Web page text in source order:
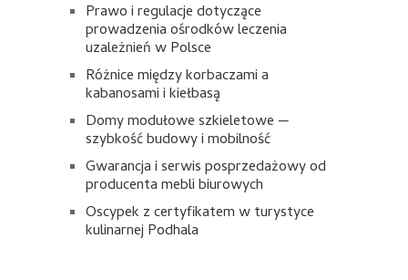
Prawo i regulacje dotyczące
prowadzenia ośrodków leczenia
uzależnień w Polsce
Różnice między korbaczami a
kabanosami i kiełbasą
Domy modułowe szkieletowe —
szybkość budowy i mobilność
Gwarancja i serwis posprzedażowy od
producenta mebli biurowych
Oscypek z certyfikatem w turystyce
kulinarnej Podhala